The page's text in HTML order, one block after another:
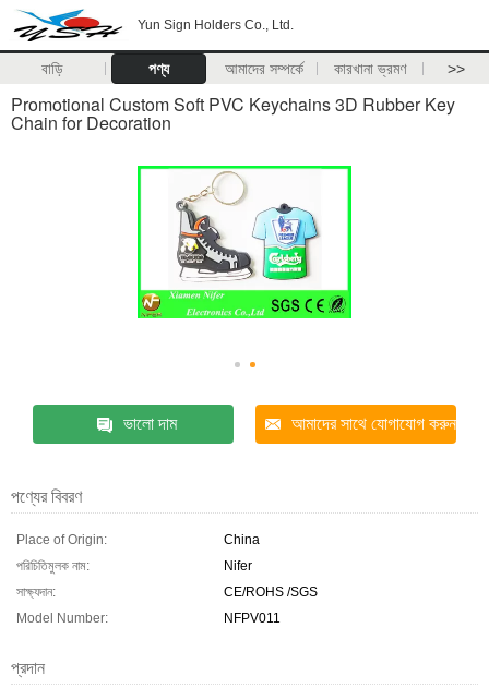
Yun Sign Holders Co., Ltd.
বাড়ি পণ্য আমাদের সম্পর্কে কারখানা ভ্রমণ >>
Promotional Custom Soft PVC Keychains 3D Rubber Key
Chain for Decoration
ভালো দাম আমাদের সাথে যোগাযোগ করুন
পণ্যের বিবরণ
Place of Origin:
China
পরিচিতিমুলক নাম:
Nifer
সাক্ষ্যদান:
CE/ROHS /SGS
Model Number:
NFPV011
প্রদান